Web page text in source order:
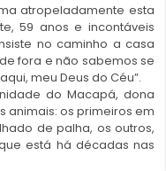
atropeladamente esta
59 anos e incontáveis
no caminho a casa
fora e não sabemos se
meu Deus do Céu”.
do Macapá, dona
animais: os primeiros em
de palha, os outros,
está há décadas nas